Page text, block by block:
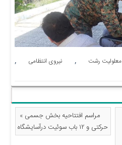
معلولیت رشت , نیروی انتظامی ,
« مراسم افتتاحیه بخش جسمی
حرکتی و ۱۲ باب سوئیت درآسایشگاه